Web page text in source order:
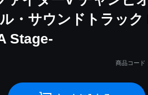
・サウンドトラッ
Stage-
商品コード